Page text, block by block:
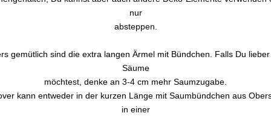
nur
absteppen.
gemütlich sind die extra langen Ärmel mit Bündchen. Falls Du
Säume
möchtest, denke an 3-4 cm mehr Saumzugabe.
kann entweder in der kurzen Länge mit Saumbündchen aus
in einer